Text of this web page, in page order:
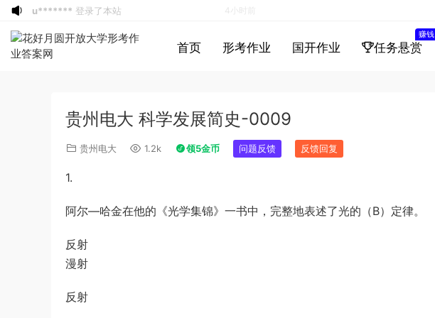
首页 形考作业 国开作业 任务悬赏
赚钱
贵州电大 科学发展简史-0009
贵州电大 1.2k 领5金币 问题反馈 反馈回复
1.
阿尔—哈金在他的《光学集锦》一书中，完整地表述了光的（B）定律。
反射
漫射
反射
u******* 登录了本站 4小时前
u*******登录了本站
u******* 4小时前
下载了资源2021年北京公务员考试
7小时前
8小时前
8小时前
u*******
考试《申论》真题及参考答案
下载了资源
《行测》卷参考答案及解析
下载了资源